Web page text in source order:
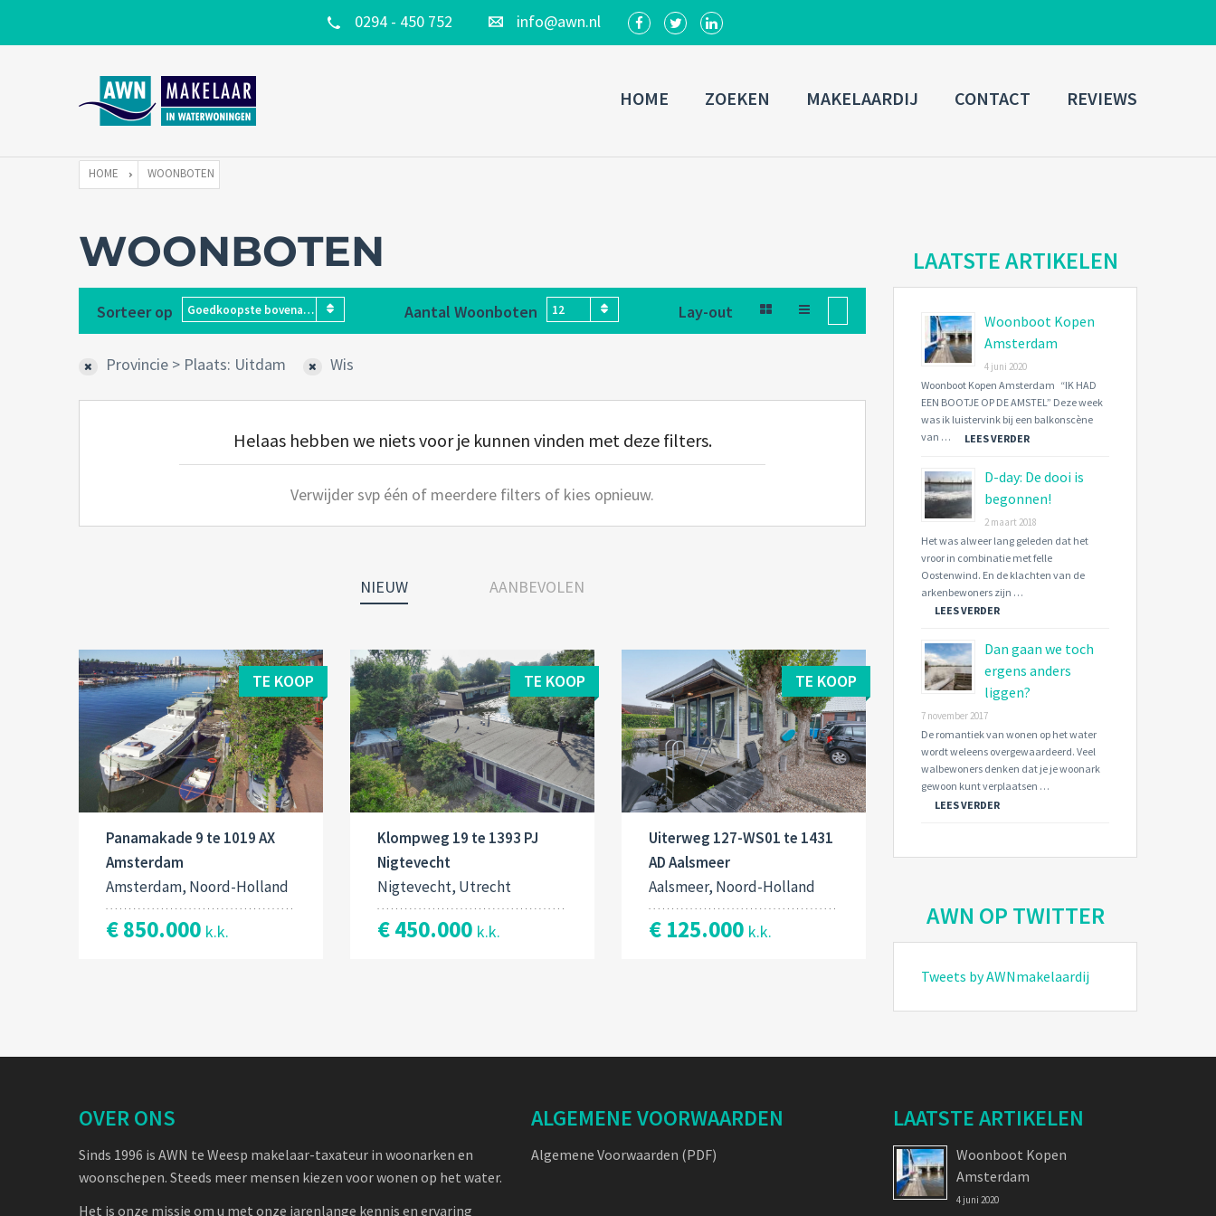
0294 - 450 752 info@awn.nl
Username
Connect with:
Forgot
password? SIGN IN
Remember me
HOME ZOEKEN MAKELAARDIJ CONTACT REVIEWS
HOME WOONBOTEN
WOONBOTEN
Sorteer op Goedkoopste bovenaan Aantal Woonboten 12 Lay-out
Provincie > Plaats: Uitdam Wis
Helaas hebben we niets voor je kunnen vinden met deze filters.
Verwijder svp één of meerdere filters of kies opnieuw.
NIEUW AANBEVOLEN
TE KOOP
Panamakade 9 te 1019 AX
Amsterdam
Amsterdam, Noord-Holland
€ 850.000 k.k.
TE KOOP
Klompweg 19 te 1393 PJ
Nigtevecht
Nigtevecht, Utrecht
€ 450.000 k.k.
TE KOOP
Uiterweg 127-WS01 te 1431
AD Aalsmeer
Aalsmeer, Noord-Holland
€ 125.000 k.k.
LAATSTE ARTIKELEN
Woonboot Kopen
Amsterdam
4 juni 2020
Woonboot Kopen Amsterdam “IK HAD
EEN BOOTJE OP DE AMSTEL” Deze week
was ik luistervink bij een balkonscène
van …
LEES VERDER
D-day: De dooi is
begonnen!
2 maart 2018
Het was alweer lang geleden dat het
vroor in combinatie met felle
Oostenwind. En de klachten van de
arkenbewoners zijn …
LEES VERDER
Dan gaan we toch
ergens anders
liggen?
7 november 2017
De romantiek van wonen op het water
wordt weleens overgewaardeerd. Veel
walbewoners denken dat je je woonark
gewoon kunt verplaatsen …
LEES VERDER
AWN OP TWITTER
Tweets by AWNmakelaardij
OVER ONS
Sinds 1996 is AWN te Weesp makelaar-taxateur in woonarken en
woonschepen. Steeds meer mensen kiezen voor wonen op het water.
Het is onze missie om u met onze jarenlange kennis en ervaring
ALGEMENE VOORWAARDEN
Algemene Voorwaarden (PDF)
LAATSTE ARTIKELEN
Woonboot Kopen
Amsterdam
4 juni 2020